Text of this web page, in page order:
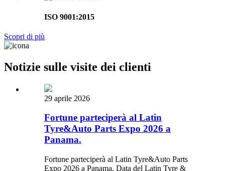
ISO 9001:2015
Scopri di più
Notizie sulle visite dei clienti
29 aprile 2026
Fortune parteciperà al Latin
Tyre&Auto Parts Expo 2026 a
Panama.
Fortune parteciperà al Latin Tyre&Auto Parts
Expo 2026 a Panama. Data del Latin Tyre &